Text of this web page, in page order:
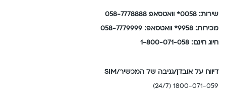
שירות: 0058* וואטסאפ 058-7778888
מכירות: 9958* וואטסאפ: 058-7779999
חיוג חינם: 1-800-071-058
דיווח על אובדן/גניבה של המכשיר/SIM
1800-071-059 (24/7)